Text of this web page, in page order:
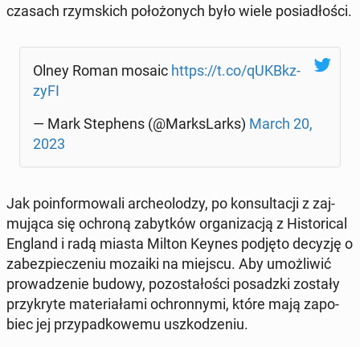
czasach rzym­skich po­ło­żo­nych było wiele po­sia­dło­ści.
Olney Roman mosaic https://t.co/qUKBkz­
zy­FI
— Mark Ste­phens (@Mark­sLarks) March 20,
2023
Jak po­in­for­mo­wa­li ar­che­olo­dzy, po kon­sul­ta­cji z zaj­
mu­ją­ca się ochroną za­byt­ków or­ga­ni­za­cją z Hi­sto­ri­cal
England i radą miasta Milton Keynes podjęto decyzję o
za­bez­pie­cze­niu mozaiki na miejscu. Aby umoż­li­wić
pro­wa­dze­nie budowy, po­zo­sta­ło­ści po­sadz­ki zostały
przy­kry­te ma­te­ria­ła­mi ochron­ny­mi, które mają za­po­
biec jej przy­pad­ko­we­mu uszko­dze­niu.